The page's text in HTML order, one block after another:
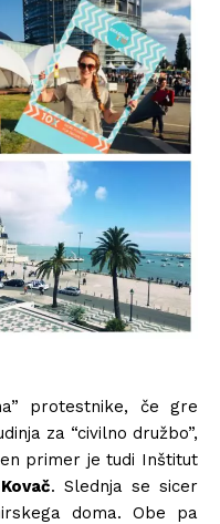
protestnike, če gre
za “civilno družbo”,
primer je tudi Inštitut
. Slednja se sicer
doma. Obe pa